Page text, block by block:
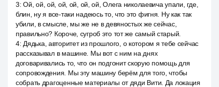
3:Ой, ой, ой, ой, ой, ой, ой, Олега николаевича упали, где,
блин, ну я все-таки надеюсь то, что это фигня. Ну как так
убили, в смысле, мы же не в девяностых же сейчас,
правильно? Короче, сугроб это тот же самый старый.
4: Дядька, авторитет из прошлого, о котором я тебе сейчас
рассказывал в машине. Мы вот с ним на днях
договаривались то, что он подгонит скорую помощь для
сопровождения. Мы эту машину берём для того, чтобы
собрать драгоценные материалы от дяди Вити. Да локация